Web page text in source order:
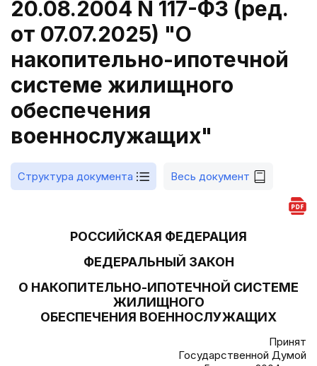
20.08.2004 N 117-ФЗ (ред.
от 07.07.2025) "О
накопительно-ипотечной
системе жилищного
обеспечения
военнослужащих"
Структура документа Весь документ
РОССИЙСКАЯ ФЕДЕРАЦИЯ
ФЕДЕРАЛЬНЫЙ ЗАКОН
О НАКОПИТЕЛЬНО-ИПОТЕЧНОЙ СИСТЕМЕ
ЖИЛИЩНОГО
ОБЕСПЕЧЕНИЯ ВОЕННОСЛУЖАЩИХ
Принят
Государственной Думой